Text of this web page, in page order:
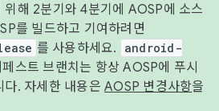
위해 2분기와 4분기에 AOSP에 소스
를 빌드하고 기여하려면
를 사용하세요.
android-
페스트 브랜치는 항상 AOSP에 푸시
다. 자세한 내용은 AOSP 변경사항을